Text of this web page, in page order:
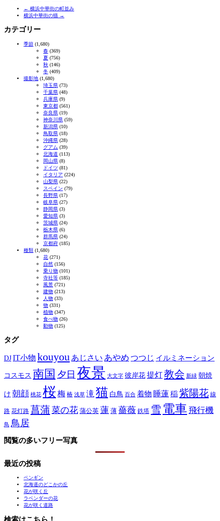
← 横浜中華街の町並み
横浜中華街の猫 →
カテゴリー
季節 (1,680)
春 (369)
夏 (756)
秋 (146)
冬 (409)
撮影地 (1,680)
埼玉県 (73)
千葉県 (48)
兵庫県 (9)
東京都 (561)
奈良県 (19)
神奈川県 (59)
新潟県 (10)
鳥取県 (18)
沖縄県 (28)
グアム (39)
北海道 (113)
岡山県 (8)
ドイツ (81)
イタリア (224)
山梨県 (22)
スペイン (79)
長野県 (17)
岐阜県 (27)
静岡県 (3)
愛知県 (3)
茨城県 (24)
栃木県 (6)
群馬県 (24)
京都府 (185)
種類 (1,680)
花 (271)
自然 (156)
乗り物 (101)
寺社等 (185)
風景 (721)
建物 (213)
人物 (33)
物 (331)
植物 (347)
食べ物 (26)
動物 (125)
タグ
DJIT小物 kouyou あじさい あやめ つつじ イルミネーション
コスモス 南国 夕日 夜景 大文字 彼岸花提灯教会 新緑 朝焼
け 朝顔 桃花 桜 梅 椿 浅草 滝猫 白鳥 百合 着物 睡蓮 稲紫陽花 線
路 花灯路 菖蒲 菜の花 蒲公英 蓮 薄 薔薇 鉄塔 雪 電車 飛行機
鳥 鳥居
閲覧の多いフリー写真
最近の投稿
ペンギン
北海道のどこかの丘
花が咲く丘
ラベンダーの花
花が咲く道路
検索はこちら！